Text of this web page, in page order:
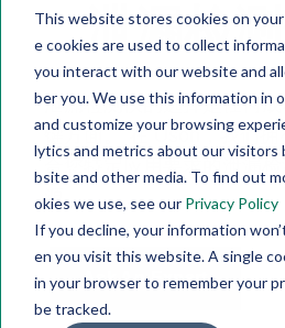
This website stores cookies on
e cookies are used to collect
you interact with our website and
ber you. We use this information in
and customize your browsing
lytics and metrics about our visitors
bsite and other media. To find out
okies we use, see our Privacy Policy
If you decline, your information
en you visit this website. A single
in your browser to remember your
be tracked.
泄漏检测
泄漏检测仪的选择是任何
键方面。 在 Uson，我们
合您特定应用要求的泄漏
源。
Ask An Expert